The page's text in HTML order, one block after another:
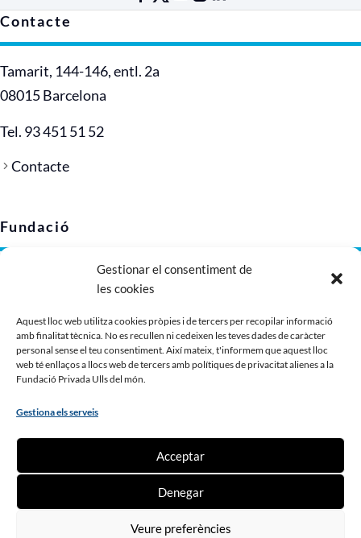
Gestionar el consentiment de
les cookies
Aquest lloc web utilitza cookies pròpies i de tercers per recopilar informació
amb finalitat tècnica. No es recullen ni cedeixen les teves dades de caràcter
personal sense el teu consentiment. Així mateix, t'informem que aquest lloc
web té enllaços a llocs web de tercers amb polítiques de privacitat alienes a la
Fundació Privada Ulls del món.
Gestiona els serveis
Acceptar
Denegar
Veure preferències
Contacte
Tamarit, 144-146, entl. 2a
08015 Barcelona
Tel. 93 451 51 52
Contacte
Fundació
Política de privacitat
Política de cookies (UE)
Imatge corporativa
Dossier de presentació
Fes un donatiu
Ser voluntari o voluntària